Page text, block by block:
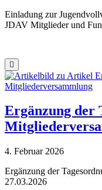
Einladung zur
JDAV Mitglieder und
Ergänzung der
4. Februar 2026
Ergänzung der
27.03.2026